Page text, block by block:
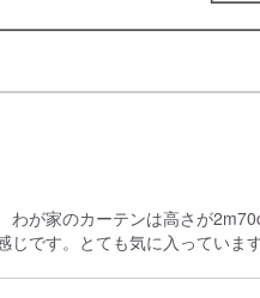
が家のカーテンは高さが
じです。とても気に入って